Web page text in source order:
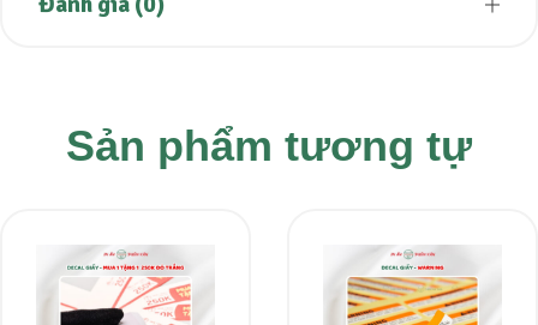
Sản phẩm tương tự